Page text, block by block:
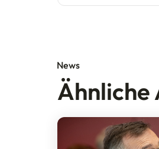
News
Ähnliche